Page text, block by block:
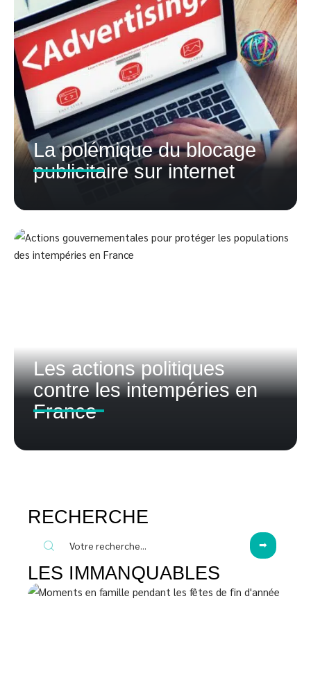
La polémique du blocage
publicitaire sur internet
Les actions politiques
contre les intempéries en
France
RECHERCHE
LES IMMANQUABLES